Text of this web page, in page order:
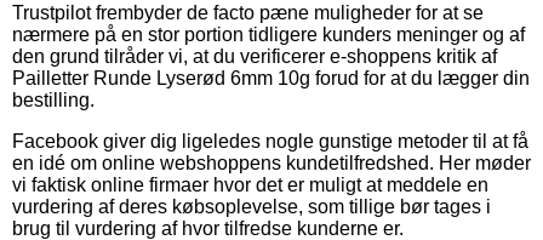
Trustpilot frembyder de facto pæne muligheder for at se
nærmere på en stor portion tidligere kunders meninger og af
den grund tilråder vi, at du verificerer e-shoppens kritik af
Pailletter Runde Lyserød 6mm 10g forud for at du lægger din
bestilling.
Facebook giver dig ligeledes nogle gunstige metoder til at få
en idé om online webshoppens kundetilfredshed. Her møder
vi faktisk online firmaer hvor det er muligt at meddele en
vurdering af deres købsoplevelse, som tillige bør tages i
brug til vurdering af hvor tilfredse kunderne er.